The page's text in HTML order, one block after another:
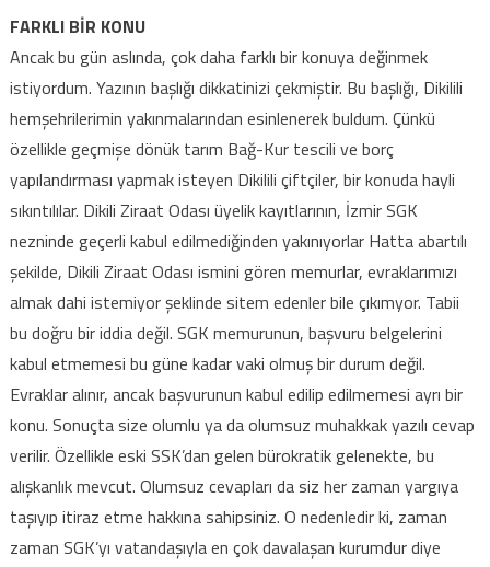
FARKLI BİR KONU
Ancak bu gün aslında, çok daha farklı bir konuya değinmek
istiyordum. Yazının başlığı dikkatinizi çekmiştir. Bu başlığı, Dikilili
hemşehrilerimin yakınmalarından esinlenerek buldum. Çünkü
özellikle geçmişe dönük tarım Bağ-Kur tescili ve borç
yapılandırması yapmak isteyen Dikilili çiftçiler, bir konuda hayli
sıkıntılılar. Dikili Ziraat Odası üyelik kayıtlarının, İzmir SGK
nezninde geçerli kabul edilmediğinden yakınıyorlar Hatta abartılı
şekilde, Dikili Ziraat Odası ismini gören memurlar, evraklarımızı
almak dahi istemiyor şeklinde sitem edenler bile çıkımyor. Tabii
bu doğru bir iddia değil. SGK memurunun, başvuru belgelerini
kabul etmemesi bu güne kadar vaki olmuş bir durum değil.
Evraklar alınır, ancak başvurunun kabul edilip edilmemesi ayrı bir
konu. Sonuçta size olumlu ya da olumsuz muhakkak yazılı cevap
verilir. Özellikle eski SSK’dan gelen bürokratik gelenekte, bu
alışkanlık mevcut. Olumsuz cevapları da siz her zaman yargıya
taşıyıp itiraz etme hakkına sahipsiniz. O nedenledir ki, zaman
zaman SGK’yı vatandaşıyla en çok davalaşan kurumdur diye